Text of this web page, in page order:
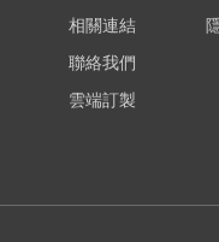
相關連結
聯絡我們
雲端訂製